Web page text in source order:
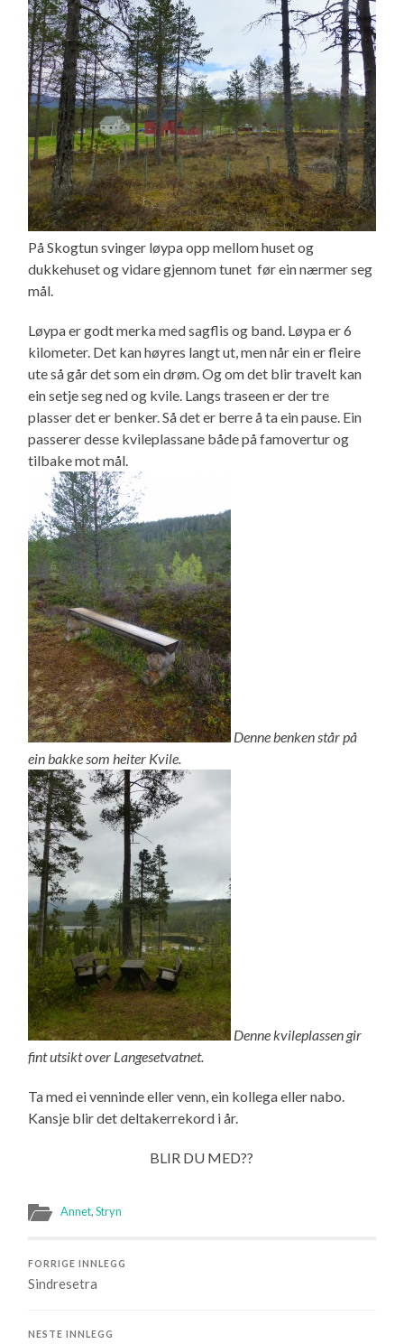
På Skogtun svinger løypa opp mellom huset og
dukkehuset og vidare gjennom tunet før ein nærmer seg
mål.
Løypa er godt merka med sagflis og band. Løypa er 6
kilometer. Det kan høyres langt ut, men når ein er fleire
ute så går det som ein drøm. Og om det blir travelt kan
ein setje seg ned og kvile. Langs traseen er der tre
plasser det er benker. Så det er berre å ta ein pause. Ein
passerer desse kvileplassane både på famovertur og
tilbake mot mål.
Denne benken står på
ein bakke som heiter Kvile.
Denne kvileplassen gir
fint utsikt over Langesetvatnet.
Ta med ei venninde eller venn, ein kollega eller nabo.
Kansje blir det deltakerrekord i år.
BLIR DU MED??
Annet,Stryn
FORRIGE INNLEGG
Sindresetra
NESTE INNLEGG